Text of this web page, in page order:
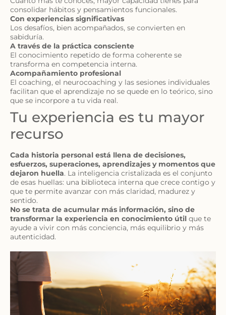
consolidar hábitos y pensamientos funcionales.
Con experiencias significativas
Los desafíos, bien acompañados, se convierten en
sabiduría.
A través de la práctica consciente
El conocimiento repetido de forma coherente se
transforma en competencia interna.
Acompañamiento profesional
El coaching, el neurocoaching y las sesiones individuales
facilitan que el aprendizaje no se quede en lo teórico, sino
que se incorpore a tu vida real.
Tu experiencia es tu mayor
recurso
Cada historia personal está llena de decisiones,
esfuerzos, superaciones, aprendizajes y momentos que
dejaron huella. La inteligencia cristalizada es el conjunto
de esas huellas: una biblioteca interna que crece contigo y
que te permite avanzar con más claridad, madurez y
sentido.
No se trata de acumular más información, sino de
transformar la experiencia en conocimiento útil que te
ayude a vivir con más conciencia, más equilibrio y más
autenticidad.